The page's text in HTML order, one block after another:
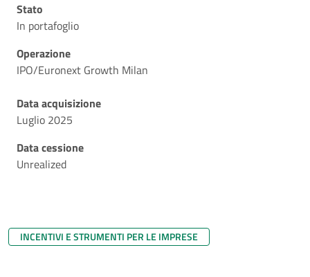
Stato
In portafoglio
Operazione
IPO/Euronext Growth Milan
Data acquisizione
Luglio 2025
Data cessione
Unrealized
INCENTIVI E STRUMENTI PER LE IMPRESE